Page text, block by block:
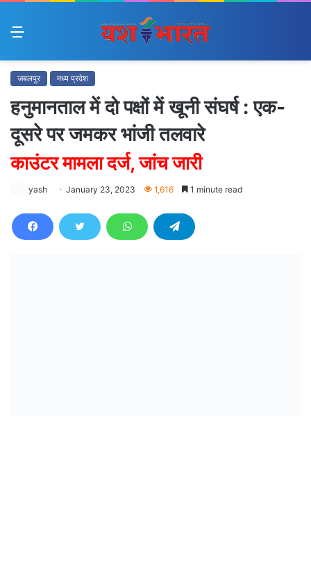
Menu
जबलपुर मध्य प्रदेश
हनुमानताल में दो पक्षों में खूनी संघर्ष : एक-
दूसरे पर जमकर भांजी तलवारे
काउंटर मामला दर्ज, जांच जारी
yash January 23, 2023 1,616 1 minute read